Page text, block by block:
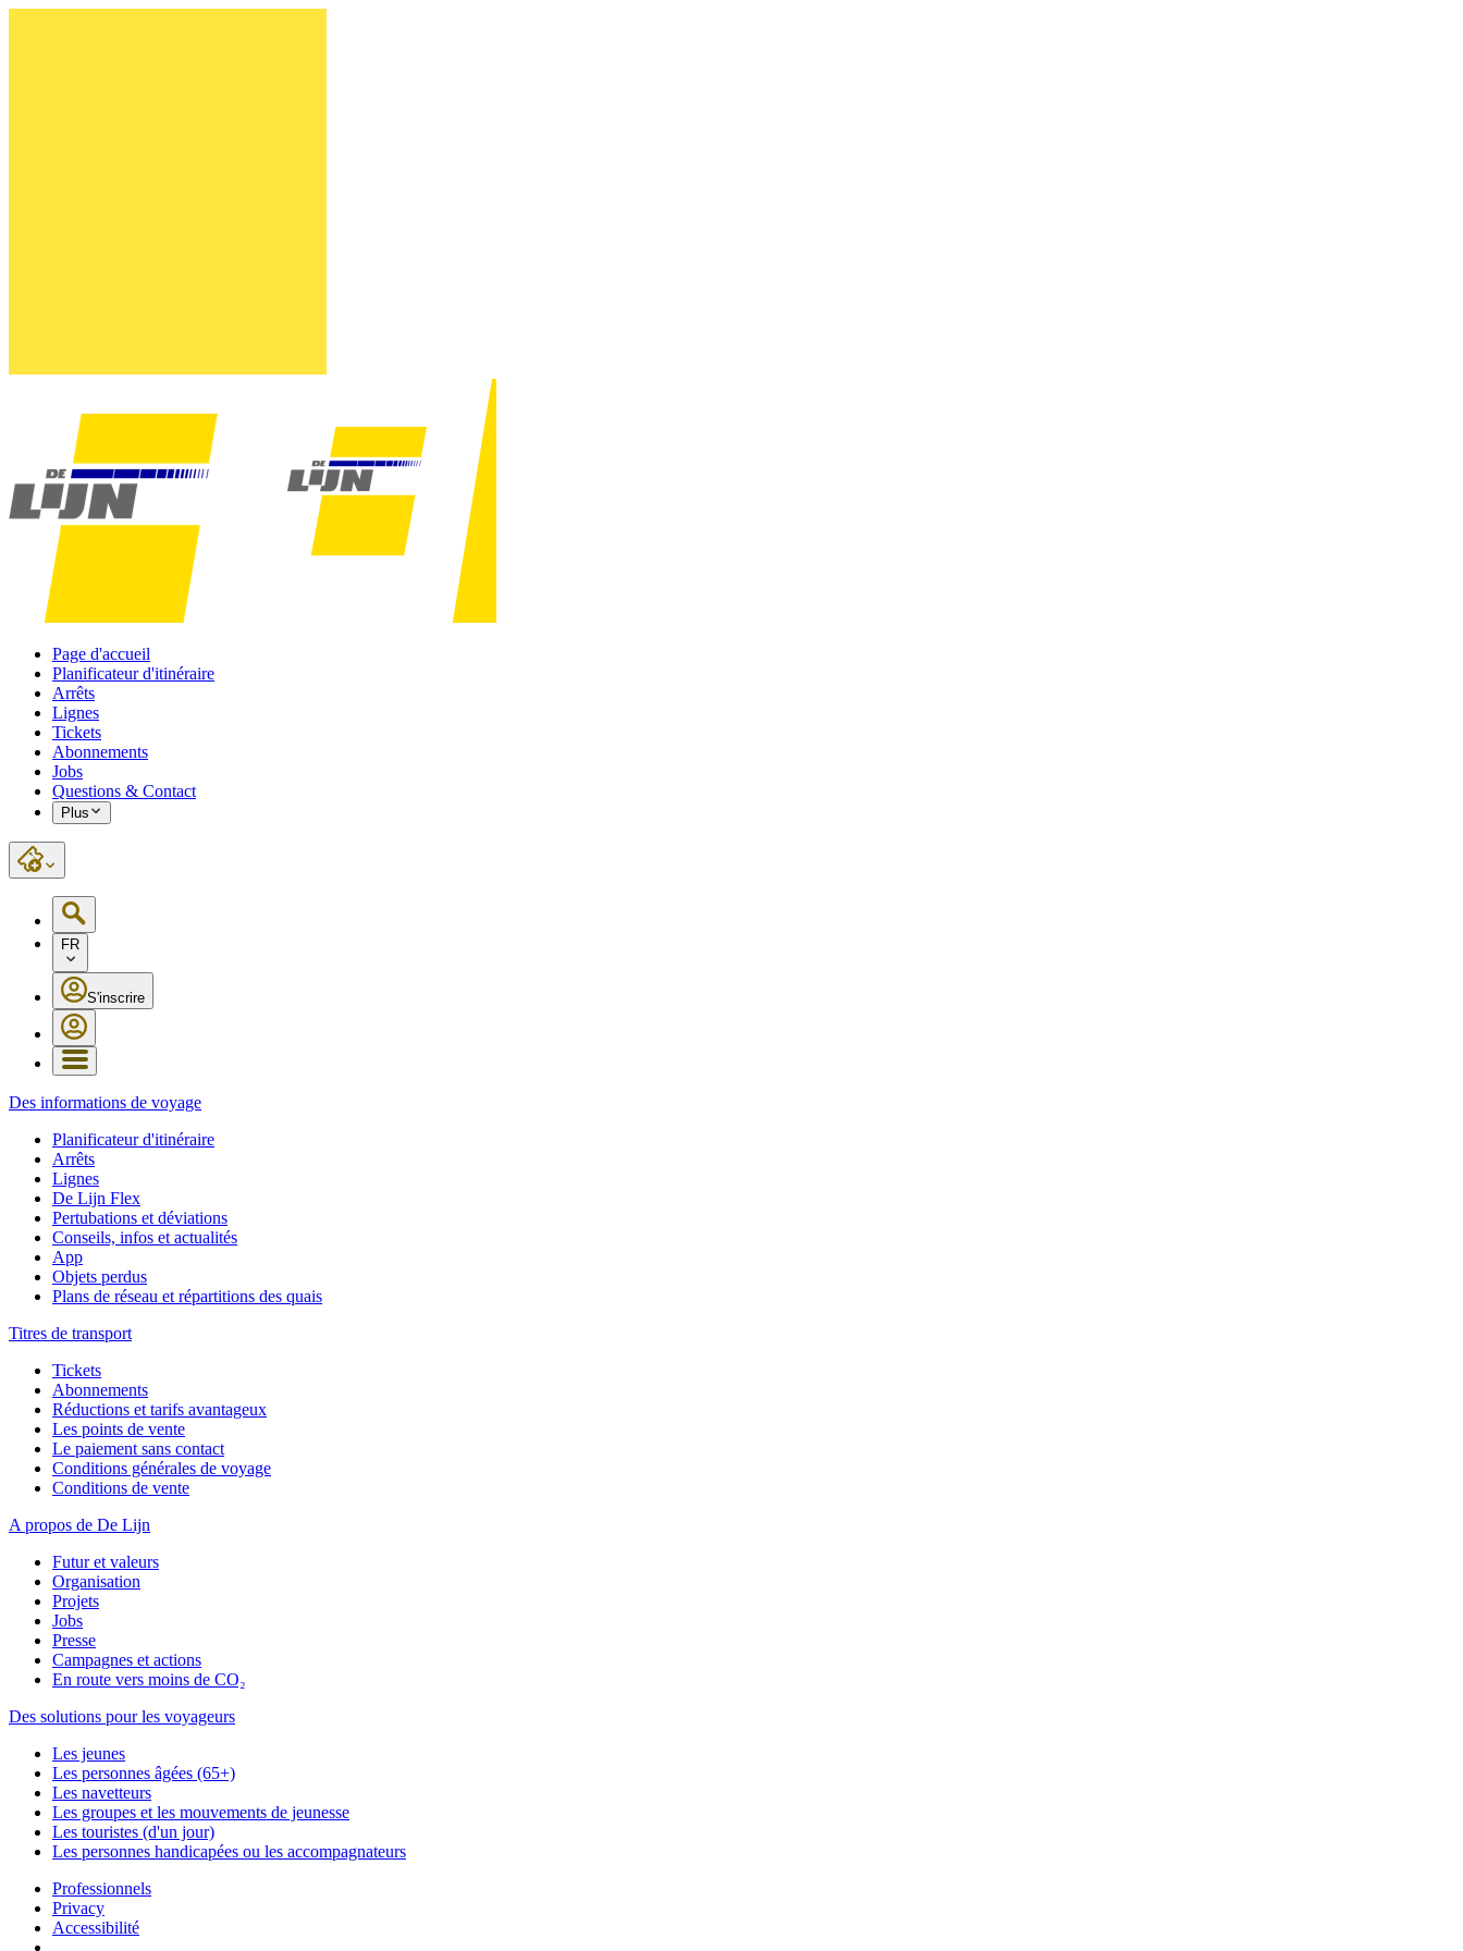
Page d'accueil
Planificateur d'itinéraire
Arrêts
Lignes
Tickets
Abonnements
Jobs
Questions & Contact
Plus
FR
S'inscrire
Des informations de voyage
Planificateur d'itinéraire
Arrêts
Lignes
De Lijn Flex
Pertubations et déviations
Conseils, infos et actualités
App
Objets perdus
Plans de réseau et répartitions des quais
Titres de transport
Tickets
Abonnements
Réductions et tarifs avantageux
Les points de vente
Le paiement sans contact
Conditions générales de voyage
Conditions de vente
A propos de De Lijn
Futur et valeurs
Organisation
Projets
Jobs
Presse
Campagnes et actions
En route vers moins de CO₂
Des solutions pour les voyageurs
Les jeunes
Les personnes âgées (65+)
Les navetteurs
Les groupes et les mouvements de jeunesse
Les touristes (d'un jour)
Les personnes handicapées ou les accompagnateurs
Professionnels
Privacy
Accessibilité